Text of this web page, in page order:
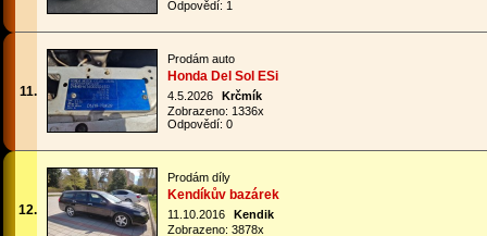
Odpovědí: 1
11.
Prodám auto
Honda Del Sol ESi
4.5.2026
Krčmík
Zobrazeno: 1336x
Odpovědí: 0
12.
Prodám díly
Kendíkův bazárek
11.10.2016
Kendik
Zobrazeno: 3878x